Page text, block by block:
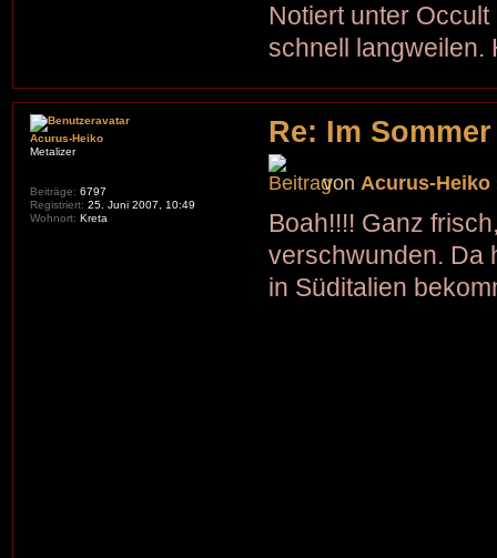
Notiert unter
schnell langweilen.
Re: Im
von Acurus-Heiko
Boah!!!! Ganz
verschwunden. Da
in Süditalien
Acurus-Heiko
Metalizer
Beiträge: 6797
Registriert: 25. Juni 2007, 10:49
Wohnort: Kreta